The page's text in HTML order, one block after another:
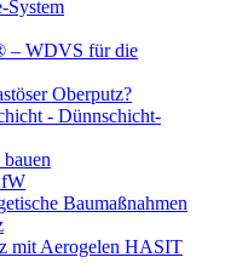
– WDVS für die
Oberputz?
- Dünnschicht-
Baumaßnahmen
mit Aerogelen HASIT